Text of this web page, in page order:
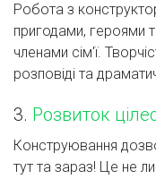
Робота з
пригодами, героями
членами сім'ї.
розповіді та
3. Розвиток
Конструювання
тут та зараз! Це не